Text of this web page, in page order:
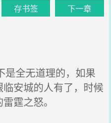
存书签 下一章
全无道理的，如果
安城的人有了，时候
霆之怒。